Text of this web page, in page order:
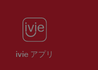
ivie アプリ